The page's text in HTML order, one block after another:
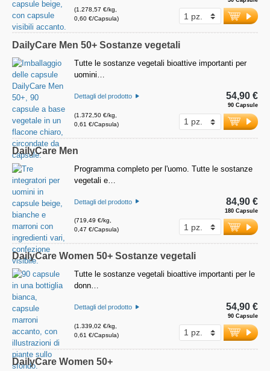
(1.278,57 €/kg,
0,60 €/Capsula)
DailyCare Men 50+ Sostanze vegetali
Tutte le sostanze vegetali bioattive importanti per
uomini…
Dettagli del prodotto
(1.372,50 €/kg,
0,61 €/Capsula)
90 Capsule
54,90 €
DailyCare Men
Programma completo per l'uomo. Tutte le sostanze
vegetali e…
Dettagli del prodotto
(719,49 €/kg,
0,47 €/Capsula)
180 Capsule
84,90 €
DailyCare Women 50+ Sostanze vegetali
Tutte le sostanze vegetali bioattive importanti per le
donn…
Dettagli del prodotto
(1.339,02 €/kg,
0,61 €/Capsula)
90 Capsule
54,90 €
DailyCare Women 50+